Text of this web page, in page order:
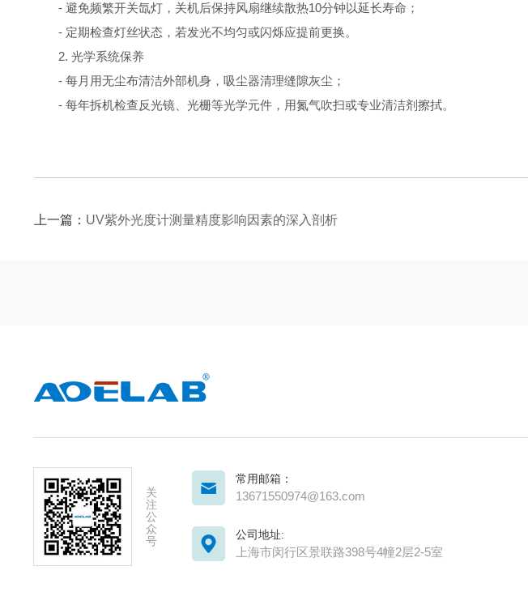
- 避免频繁开关氙灯，关机后保持风扇继续散热10分钟以延长寿命；
- 定期检查灯丝状态，若发光不均匀或闪烁应提前更换。
2. 光学系统保养
- 每月用无尘布清洁外部机身，吸尘器清理缝隙灰尘；
- 每年拆机检查反光镜、光栅等光学元件，用氮气吹扫或专业清洁剂擦拭。
上一篇： UV紫外光度计测量精度影响因素的深入剖析
关
注
公
众
号
常用邮箱：
13671550974@163.com
公司地址:
上海市闵行区景联路398号4幢2层2-5室